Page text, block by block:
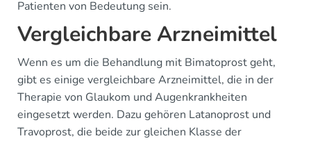
Patienten von Bedeutung sein.
Vergleichbare Arzneimittel
Wenn es um die Behandlung mit Bimatoprost geht,
gibt es einige vergleichbare Arzneimittel, die in der
Therapie von Glaukom und Augenkrankheiten
eingesetzt werden. Dazu gehören Latanoprost und
Travoprost, die beide zur gleichen Klasse der